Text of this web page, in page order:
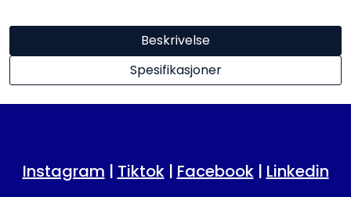
Beskrivelse
Spesifikasjoner
Instagram | Tiktok| Facebook| Linkedin